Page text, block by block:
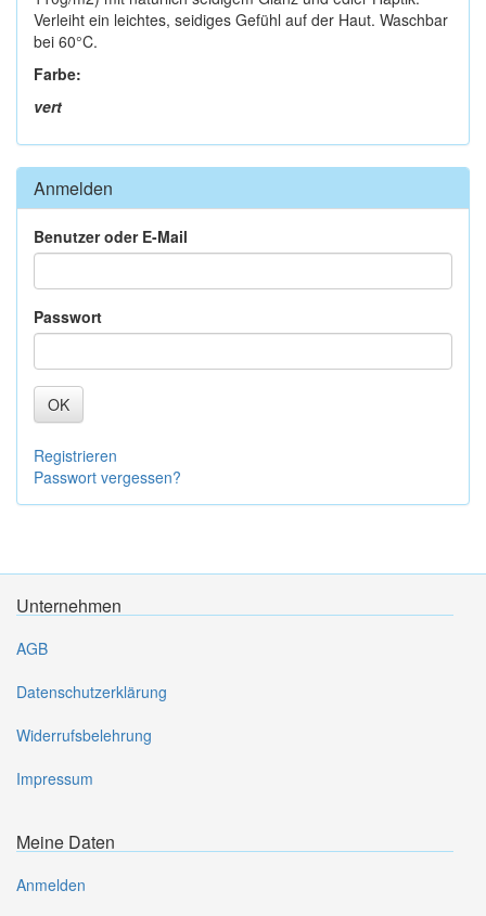
Verleiht ein leichtes, seidiges Gefühl auf der Haut. Waschbar
bei 60°C.
Farbe:
vert
Anmelden
Benutzer oder E-Mail
Passwort
OK
Registrieren
Passwort vergessen?
Unternehmen
AGB
Datenschutzerklärung
Widerrufsbelehrung
Impressum
Meine Daten
Anmelden